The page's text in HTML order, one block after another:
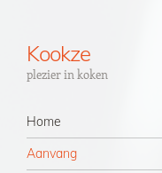
Kookze
plezier in koken
Navigatie
Spring naar inhoud
Home
Aanvang